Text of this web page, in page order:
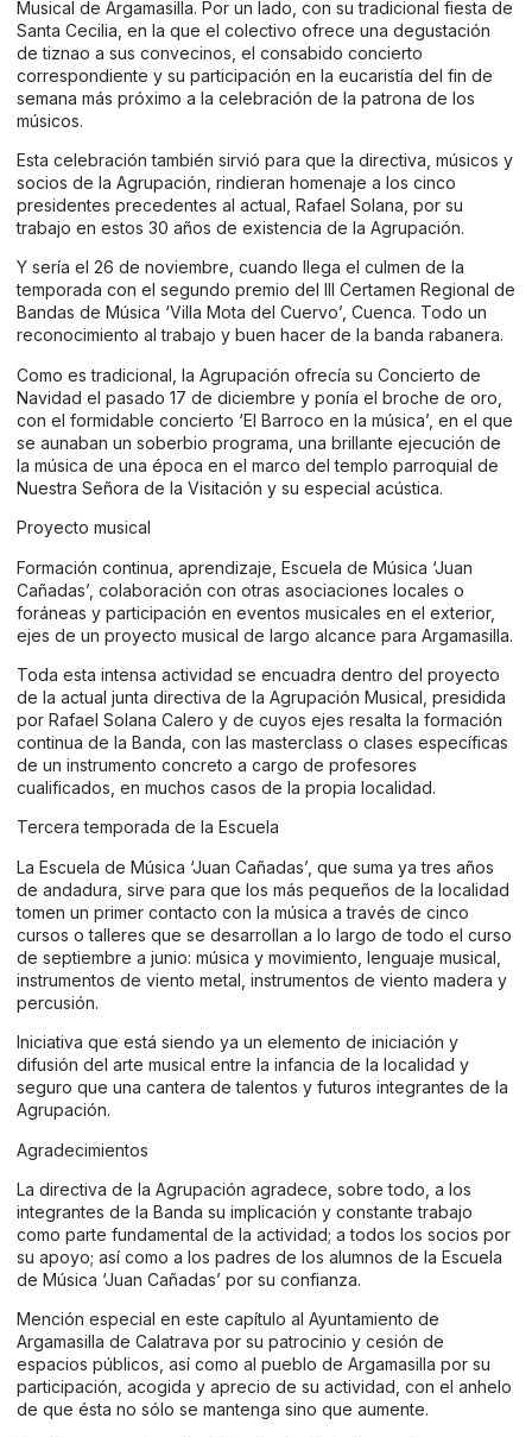
Musical de Argamasilla. Por un lado, con su tradicional fiesta de
Santa Cecilia, en la que el colectivo ofrece una degustación
de tiznao a sus convecinos, el consabido concierto
correspondiente y su participación en la eucaristía del fin de
semana más próximo a la celebración de la patrona de los
músicos.
Esta celebración también sirvió para que la directiva, músicos y
socios de la Agrupación, rindieran homenaje a los cinco
presidentes precedentes al actual, Rafael Solana, por su
trabajo en estos 30 años de existencia de la Agrupación.
Y sería el 26 de noviembre, cuando llega el culmen de la
temporada con el segundo premio del III Certamen Regional de
Bandas de Música ‘Villa Mota del Cuervo’, Cuenca. Todo un
reconocimiento al trabajo y buen hacer de la banda rabanera.
Como es tradicional, la Agrupación ofrecía su Concierto de
Navidad el pasado 17 de diciembre y ponía el broche de oro,
con el formidable concierto ‘El Barroco en la música’, en el que
se aunaban un soberbio programa, una brillante ejecución de
la música de una época en el marco del templo parroquial de
Nuestra Señora de la Visitación y su especial acústica.
Proyecto musical
Formación continua, aprendizaje, Escuela de Música ‘Juan
Cañadas’, colaboración con otras asociaciones locales o
foráneas y participación en eventos musicales en el exterior,
ejes de un proyecto musical de largo alcance para Argamasilla.
Toda esta intensa actividad se encuadra dentro del proyecto
de la actual junta directiva de la Agrupación Musical, presidida
por Rafael Solana Calero y de cuyos ejes resalta la formación
continua de la Banda, con las masterclass o clases específicas
de un instrumento concreto a cargo de profesores
cualificados, en muchos casos de la propia localidad.
Tercera temporada de la Escuela
La Escuela de Música ‘Juan Cañadas’, que suma ya tres años
de andadura, sirve para que los más pequeños de la localidad
tomen un primer contacto con la música a través de cinco
cursos o talleres que se desarrollan a lo largo de todo el curso
de septiembre a junio: música y movimiento, lenguaje musical,
instrumentos de viento metal, instrumentos de viento madera y
percusión.
Iniciativa que está siendo ya un elemento de iniciación y
difusión del arte musical entre la infancia de la localidad y
seguro que una cantera de talentos y futuros integrantes de la
Agrupación.
Agradecimientos
La directiva de la Agrupación agradece, sobre todo, a los
integrantes de la Banda su implicación y constante trabajo
como parte fundamental de la actividad; a todos los socios por
su apoyo; así como a los padres de los alumnos de la Escuela
de Música ‘Juan Cañadas’ por su confianza.
Mención especial en este capítulo al Ayuntamiento de
Argamasilla de Calatrava por su patrocinio y cesión de
espacios públicos, así como al pueblo de Argamasilla por su
participación, acogida y aprecio de su actividad, con el anhelo
de que ésta no sólo se mantenga sino que aumente.